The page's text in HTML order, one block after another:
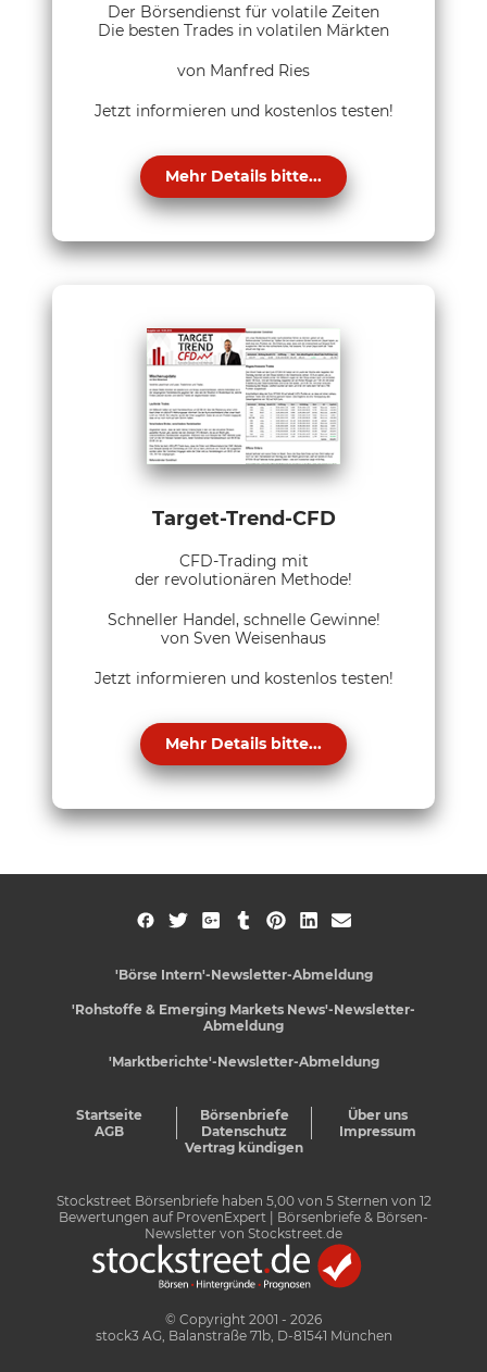
Der Börsendienst für volatile Zeiten
Die besten Trades in volatilen Märkten
von Manfred Ries
Jetzt informieren und kostenlos testen!
Mehr Details bitte...
Target-Trend-CFD
CFD-Trading mit
der revolutionären Methode!
Schneller Handel, schnelle Gewinne!
von Sven Weisenhaus
Jetzt informieren und kostenlos testen!
Mehr Details bitte...
'Börse Intern'-Newsletter-Abmeldung
'Rohstoffe & Emerging Markets News'-Newsletter-
Abmeldung
'Marktberichte'-Newsletter-Abmeldung
Startseite Börsenbriefe
Über uns
AGB
Datenschutz
Impressum
Vertrag kündigen
Stockstreet Börsenbriefe haben 5,00von 5Sternen von 12
Bewertungen auf ProvenExpert
| Börsenbriefe & Börsen-
Newsletter von Stockstreet.de
© Copyright 2001 - 2026
stock3 AG, Balanstraße 71b, D-81541 München